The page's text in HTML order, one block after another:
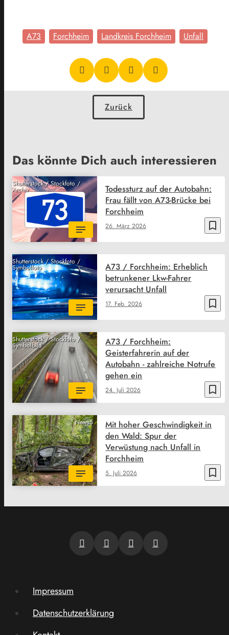
A73 Forchheim Landkreis Forchheim Unfall
Zurück
Das könnte Dich auch interessieren
Shutterstock / Stockfoto /
Archiv
bookmark_border
26. März 2026
Todessturz auf der Autobahn:
Frau fällt von A73-Brücke bei
Forchheim
Shutterstock / Stockfoto /
Symbolfoto
bookmark_border
17. Feb. 2026
A73 / Forchheim: Erheblich
betrunkener Lkw-Fahrer
verursacht Unfall
Shutterstock / Stockfoto /
Symbolbild
bookmark_border
24. Juli 2026
A73 / Forchheim:
Geisterfahrerin auf der
Autobahn - zahlreiche Notrufe
gehen ein
News5
bookmark_border
5. Juli 2026
Mit hoher Geschwindigkeit in
den Wald: Spur der
Verwüstung nach Unfall in
Forchheim
Impressum
Datenschutzerklärung